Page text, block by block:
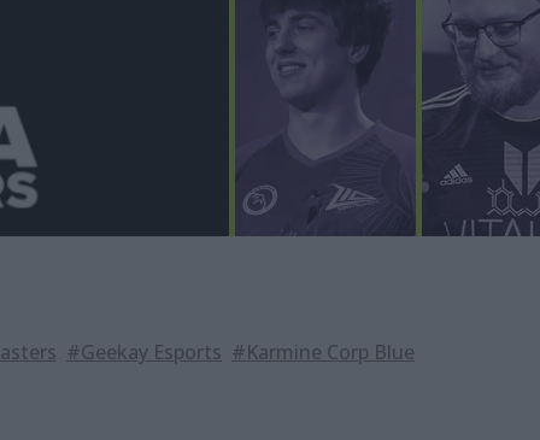
#Geekay Esports #Karmine Corp Blue